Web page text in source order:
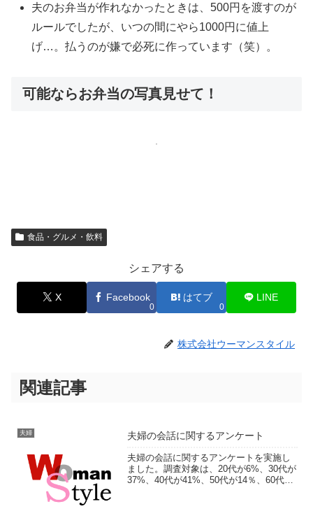
夫のお弁当が作れなかったときは、500円を渡すのが
ルールでしたが、いつの間にやら1000円に値上
げ…。払うのが嫌で必死に作っています（笑）。
可能ならお弁当の写真見せて！
食品・グルメ・飲料
シェアする
X Facebook
0
はてブ
0
LINE
株式会社ウーマンスタイル
関連記事
夫婦 夫婦の会話に関するアンケート
夫婦の会話に関するアンケートを実施し
ました。調査対象は、20代が6%、30代が
37%、40代が41%、50代が14％、60代以